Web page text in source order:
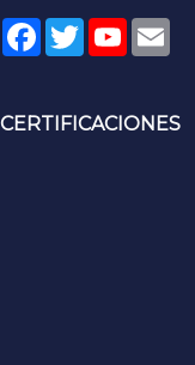
Facebook
TwitterYouTube
CERTIFICACIONES